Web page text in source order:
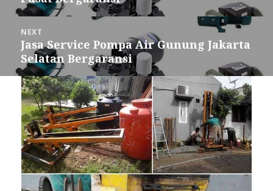
NEXT
Next
post:
Jasa Service Pompa Air Gunung Jakarta
Selatan Bergaransi